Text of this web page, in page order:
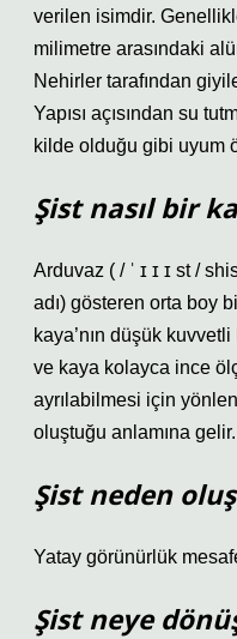
verilen isimdir.
milimetre arasındaki
Nehirler tarafından
Yapısı açısından su
kilde olduğu gibi uyum
Şist nasıl bir
Arduvaz ( / ˈ ɪ ɪ ɪ st /
adı) gösteren orta boy
kaya’nın düşük
ve kaya kolayca ince
ayrılabilmesi için
oluştuğu anlamına gelir.
Şist neden
Yatay görünürlük
Şist neye